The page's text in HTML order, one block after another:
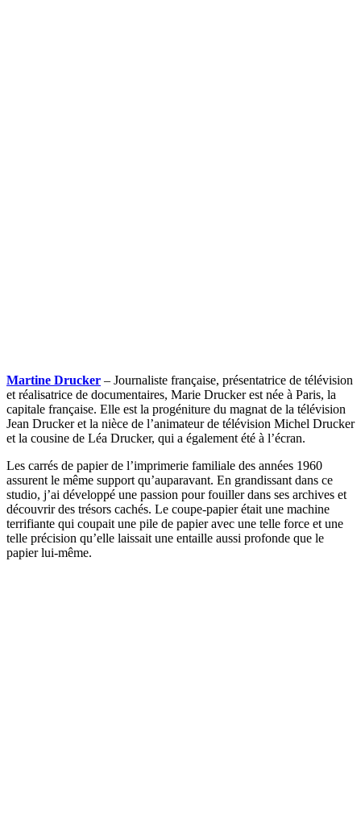
Martine Drucker – Journaliste française, présentatrice de télévision
et réalisatrice de documentaires, Marie Drucker est née à Paris, la
capitale française. Elle est la progéniture du magnat de la télévision
Jean Drucker et la nièce de l’animateur de télévision Michel Drucker
et la cousine de Léa Drucker, qui a également été à l’écran.
Les carrés de papier de l’imprimerie familiale des années 1960
assurent le même support qu’auparavant. En grandissant dans ce
studio, j’ai développé une passion pour fouiller dans ses archives et
découvrir des trésors cachés. Le coupe-papier était une machine
terrifiante qui coupait une pile de papier avec une telle force et une
telle précision qu’elle laissait une entaille aussi profonde que le
papier lui-même.